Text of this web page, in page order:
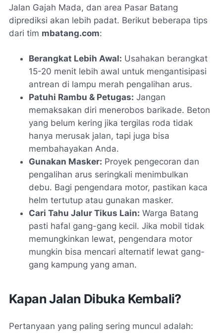
Jalan Gajah Mada, dan area Pasar Batang
diprediksi akan lebih padat. Berikut beberapa tips
dari tim mbatang.com:
Berangkat Lebih Awal: Usahakan berangkat
15-20 menit lebih awal untuk mengantisipasi
antrean di lampu merah pengalihan arus.
Patuhi Rambu & Petugas: Jangan
memaksakan diri menerobos barikade. Beton
yang belum kering jika tergilas roda tidak
hanya merusak jalan, tapi juga bisa
membahayakan Anda.
Gunakan Masker: Proyek pengecoran dan
pengalihan arus seringkali menimbulkan
debu. Bagi pengendara motor, pastikan kaca
helm tertutup atau gunakan masker.
Cari Tahu Jalur Tikus Lain: Warga Batang
pasti hafal gang-gang kecil. Jika mobil tidak
memungkinkan lewat, pengendara motor
mungkin bisa mencari alternatif lewat gang-
gang kampung yang aman.
Kapan Jalan Dibuka Kembali?
Pertanyaan yang paling sering muncul adalah: